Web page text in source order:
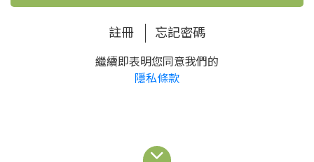
註冊 忘記密碼
繼續即表明您同意我們的
隱私條款